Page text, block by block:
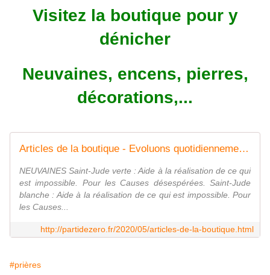
Visitez la boutique pour y
dénicher
Neuvaines, encens, pierres,
décorations,...
Articles de la boutique - Evoluons quotidiennement avec Parti de zéro
NEUVAINES Saint-Jude verte : Aide à la réalisation de ce qui
est impossible. Pour les Causes désespérées. Saint-Jude
blanche : Aide à la réalisation de ce qui est impossible. Pour
les Causes...
http://partidezero.fr/2020/05/articles-de-la-boutique.html
#prières